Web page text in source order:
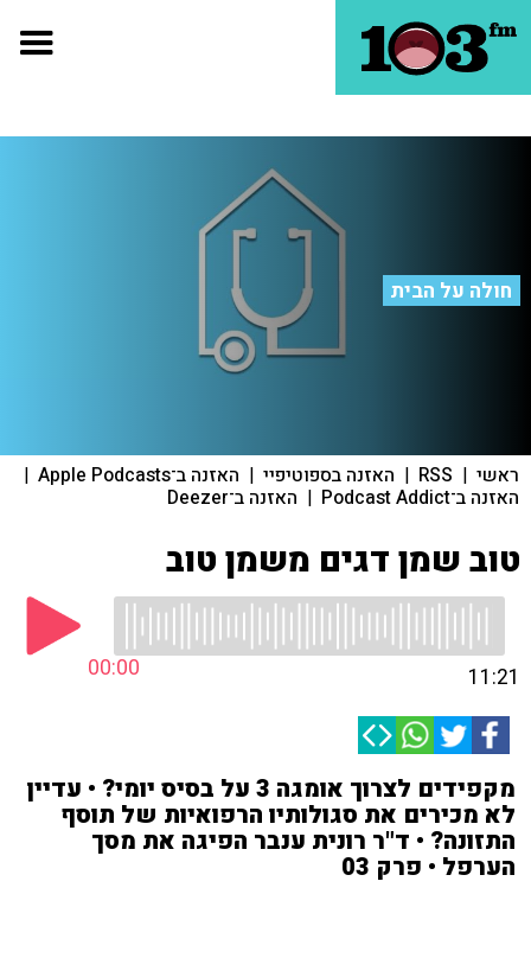
חולה על הבית
ראשי |
RSS
| האזנה בספוטיפיי | האזנה ב־Apple Podcasts |
האזנה ב־Podcast Addict | האזנה ב־Deezer
טוב שמן דגים משמן טוב
00:00 11:21
מקפידים לצרוך אומגה 3 על בסיס יומי? • עדיין
לא מכירים את סגולותיו הרפואיות של תוסף
התזונה? • ד"ר רונית ענבר הפיגה את מסך
הערפל • פרק 03